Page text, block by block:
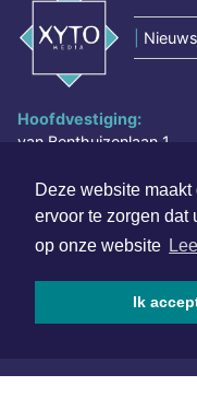
Deze website
ervoor te zorgen dat
op onze website
Ik
Hoofdvestiging:
van Benthuizenlaan 1
www.xyto.nl